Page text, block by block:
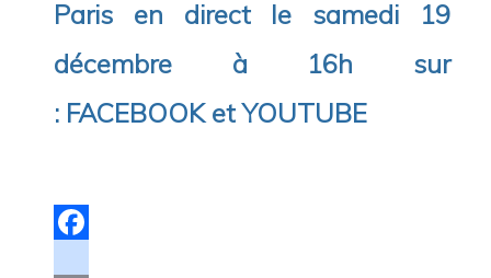
Paris en direct le samedi 19
décembre à 16h sur
: FACEBOOKetYOUTUBE